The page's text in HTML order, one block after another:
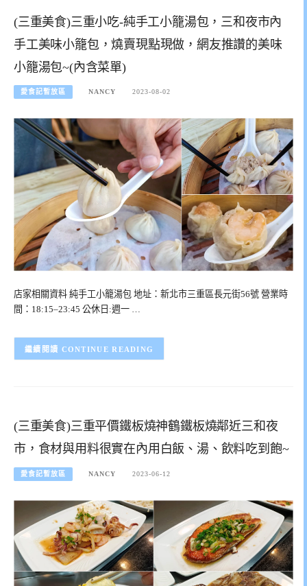
(三重美食)三重小吃-純手工小籠湯包，三和夜市內
手工美味小籠包，燒賣現點現做，網友推讚的美味
小籠湯包~(內含菜單)
愛食記暫放區 NANCY 2023-08-02
店家相關資料 純手工小籠湯包 地址：新北市三重區長元街56號 營業時
間：18:15–23:45 公休日:週一 …
CONTINUE READING
(三重美食)三重平價鐵板燒神鶴鐵板燒鄰近三和夜
市，食材與用料很實在內用白飯、湯、飲料吃到飽~
愛食記暫放區 NANCY 2023-06-12